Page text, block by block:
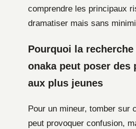
comprendre les principaux
dramatiser mais sans
Pourquoi la
onaka peut poser des
aux plus jeunes
Pour un mineur, tomber sur
peut provoquer confusion,